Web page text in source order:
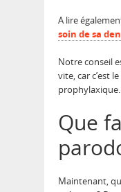
A lire
soin de sa
Notre conseil
vite, car c’est
Que
Maintenant,